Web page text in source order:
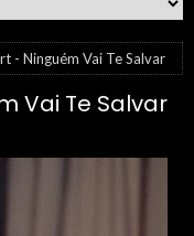
- Ninguém Vai Te Salvar
Vai Te Salvar